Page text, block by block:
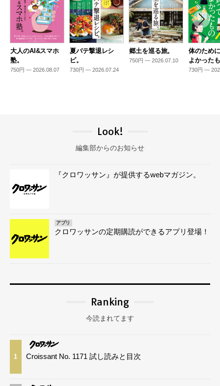
大人のAI&スマホ
塾。
750円 — 2026.08.07
夏バテ撃退レシ
ピ。
730円 — 2026.07.24
郷土を巡る旅。
750円 — 2026.07.10
体のため
よかった
730円 —
Look!
編集部からのお知らせ
『クロワッサン』が提供するwebマガジン。
アプリ
クロワッサンの定期購読ができるアプリ登場！
Ranking
今読まれてます
1 Croissant No. 1171 試し読みと目次